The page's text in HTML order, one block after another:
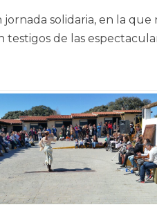
solidaria, en la
de las